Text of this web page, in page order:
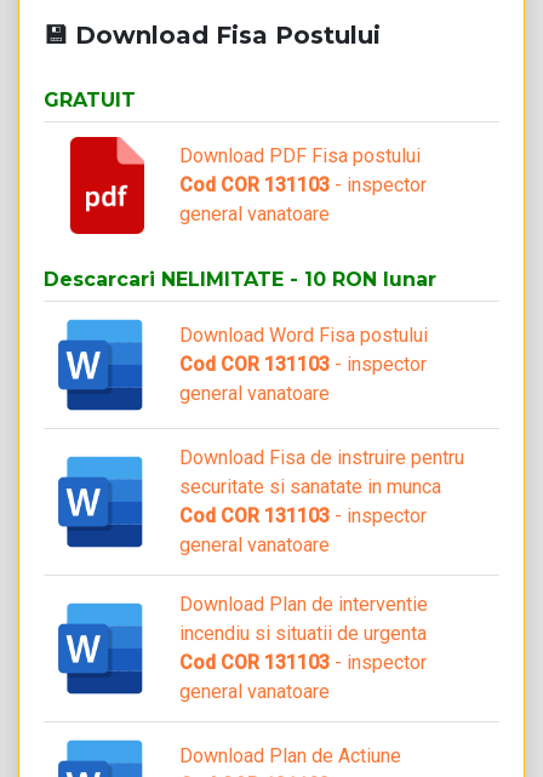
💾 Download Fisa Postului
GRATUIT
Download PDF Fisa postului
Cod COR 131103 - inspector
general vanatoare
Descarcari NELIMITATE - 10 RON lunar
Download Word Fisa postului
Cod COR 131103 - inspector
general vanatoare
Download Fisa de instruire pentru
securitate si sanatate in munca
Cod COR 131103 - inspector
general vanatoare
Download Plan de interventie
incendiu si situatii de urgenta
Cod COR 131103 - inspector
general vanatoare
Download Plan de Actiune